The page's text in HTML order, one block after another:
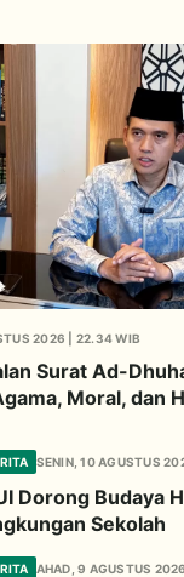
2026 | 22.34 WIB
Surat Ad-
Moral, dan
SENIN, 10 AGUSTUS
Dorong Budaya
Sekolah
AHAD, 9 AGUSTUS